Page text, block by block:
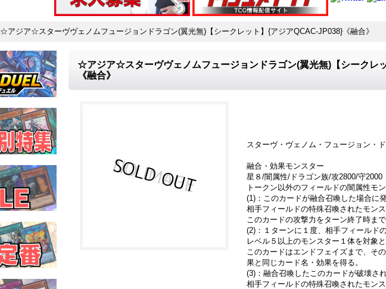
☆アジア☆スターヴヴェノムフュージョンドラゴン(翼光無)【シークレット】{アジアQCAC-JP038}《融合》
☆アジア☆スターヴヴェノムフュージョンドラゴン(翼光無)【シークレ
《融合》
スターヴ・ヴェノム・フュージョン・
融合・効果モンスター
星８/闇属性/ドラゴン族/攻2800/守2000
トークン以外のフィールドの闇属性モ
(1)：このカードが融合召喚した場合に発
相手フィールドの特殊召喚されたモン
このカードの攻撃力をターン終了時まで
(2)：１ターンに１度、相手フィールド
レベル５以上のモンスター１体を対象と
このカードはエンドフェイズまで、そ
果と同じカード名・効果を得る。
(3)：融合召喚したこのカードが破壊さ
相手フィールドの特殊召喚されたモン